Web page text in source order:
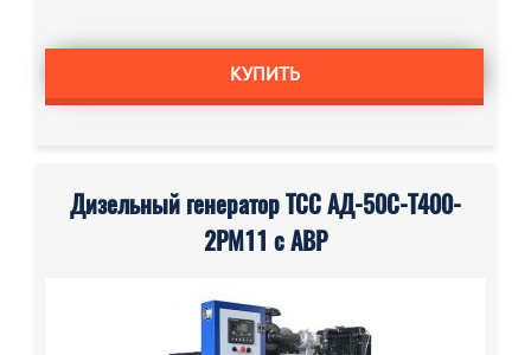
КУПИТЬ
Дизельный генератор ТСС АД-50С-Т400-
2РМ11 с АВР